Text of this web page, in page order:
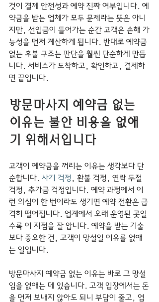
것이 결제 안전성과 예약 진짜 여부입니다. 예
약금을 받는 업체가 모두 문제라는 뜻은 아니
지만, 선입금이 들어가는 순간 고객은 손해 가
능성을 먼저 계산하게 됩니다. 반대로 예약금
없는 후불 구조는 판단을 훨씬 단순하게 만듭
니다. 서비스가 도착하고, 확인하고, 결제하
면 끝입니다.
방문마사지 예약금 없는
이유는 불안 비용을 없애
기 위해서입니다
고객이 예약금을 꺼리는 이유는 생각보다 단
순합니다. 사기 걱정 , 환불 걱정, 연락 두절
걱정, 추가금 걱정입니다. 예약 과정에서 이
런 의심이 한 번이라도 생기면 예약 전환은 급
격히 떨어집니다. 업계에서 오래 운영된 곳일
수록 이 지점을 잘 압니다. 예약을 받는 기술
보다 중요한 건, 고객이 망설일 이유를 없애
는 일입니다.
방문마사지 예약금 없는 이유는 바로 그 망설
임을 없애는 데 있습니다. 고객 입장에서는 돈
을 먼저 보내지 않아도 되니 부담이 줄고, 업